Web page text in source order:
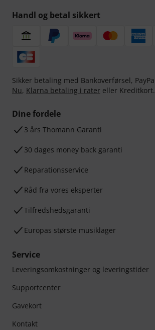
Handl og betal sikkert
Sikker betaling med Bankoverførsel,
Nu, Klarna betaling i rater eller Kreditkort.
Dine fordele
3 års Thomann Garanti
30 dages money back garanti
Reparationsservice
Råd fra vores eksperter
Tilfredshedsgaranti
Europas største musiklager
Service
Leveringsomkostninger og leveringstider
Supportcenter
Gavekort
Kontakt